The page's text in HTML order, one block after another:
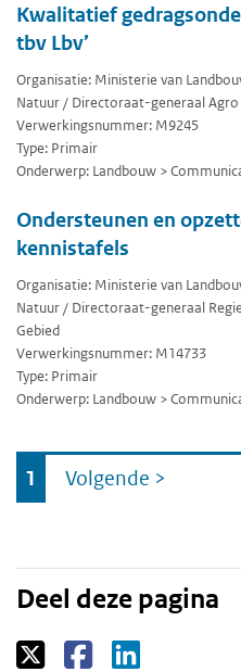
Kwalitatief
tbv Lbv’
Organisatie: Ministerie van
Natuur / Directoraat-generaal Agro
Verwerkingsnummer: M9245
Type: Primair
Onderwerp: Landbouw >
Ondersteunen en
kennistafels
Organisatie: Ministerie van
Natuur / Directoraat-generaal
Gebied
Verwerkingsnummer: M14733
Type: Primair
Onderwerp: Landbouw >
naar
1 Volgende >
Deel deze pagina